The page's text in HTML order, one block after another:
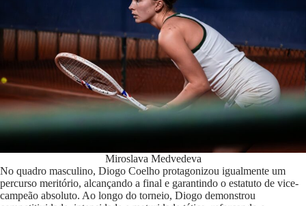
Miroslava Medvedeva
No quadro masculino, Diogo Coelho protagonizou igualmente um
percurso meritório, alcançando a final e garantindo o estatuto de vice-
campeão absoluto. Ao longo do torneio, Diogo demonstrou